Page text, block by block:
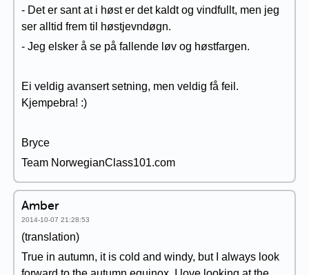
- Det er sant at i høst er det kaldt og vindfullt, men jeg
ser alltid frem til høstjevndøgn.
- Jeg elsker å se på fallende løv og høstfargen.
Ei veldig avansert setning, men veldig få feil.
Kjempebra! :)
Bryce
Team NorwegianClass101.com
Amber
2014-10-07 21:28:53
(translation)
True in autumn, it is cold and windy, but I always look